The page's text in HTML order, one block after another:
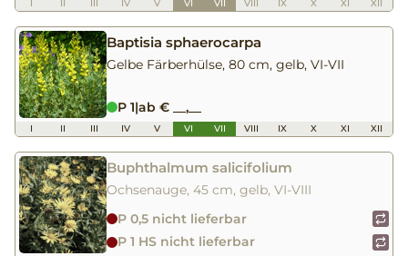
IV V VI VII VIII IX X XI XII
Baptisia sphaerocarpa
Gelbe Färberhülse, 80 cm, gelb, VI-VII
P 1|ab € __,__
I II III IV V VI VII VIII IX X XI XII
Buphthalmum salicifolium
Ochsenauge, 45 cm, gelb, VI-VIII
P 0,5 nicht lieferbar
P 1 HS nicht lieferbar